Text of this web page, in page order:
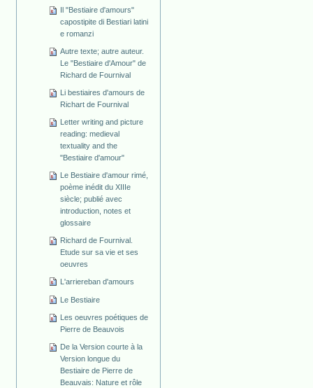
Il "Bestiaire d'amours"
capostipite di Bestiari latini
e romanzi
Autre texte; autre auteur.
Le "Bestiaire d'Amour" de
Richard de Fournival
Li bestiaires d'amours de
Richart de Fournival
Letter writing and picture
reading: medieval
textuality and the
"Bestiaire d'amour"
Le Bestiaire d'amour rimé,
poème inédit du XIIIe
siècle; publié avec
introduction, notes et
glossaire
Richard de Fournival.
Etude sur sa vie et ses
oeuvres
L'arriereban d'amours
Le Bestiaire
Les oeuvres poétiques de
Pierre de Beauvois
De la Version courte à la
Version longue du
Bestiaire de Pierre de
Beauvais: Nature et rôle